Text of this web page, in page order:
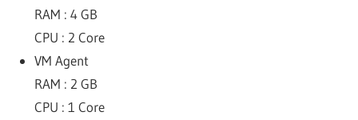
RAM : 4 GB
CPU : 2 Core
VM Agent
RAM : 2 GB
CPU : 1 Core